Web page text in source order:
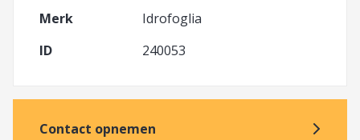
Merk
Idrofoglia
ID
240053
Contact opnemen